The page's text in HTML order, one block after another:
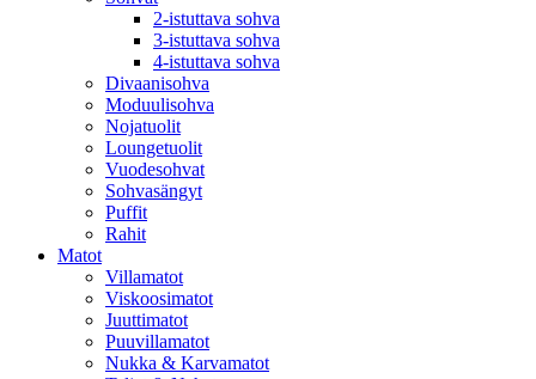
2-istuttava sohva
3-istuttava sohva
4-istuttava sohva
Divaanisohva
Moduulisohva
Nojatuolit
Loungetuolit
Vuodesohvat
Sohvasängyt
Puffit
Rahit
Matot
Villamatot
Viskoosimatot
Juuttimatot
Puuvillamatot
Nukka & Karvamatot